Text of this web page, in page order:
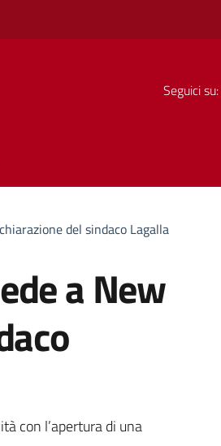
Seguici su:
del sindaco Lagalla
a New
con l’apertura di una